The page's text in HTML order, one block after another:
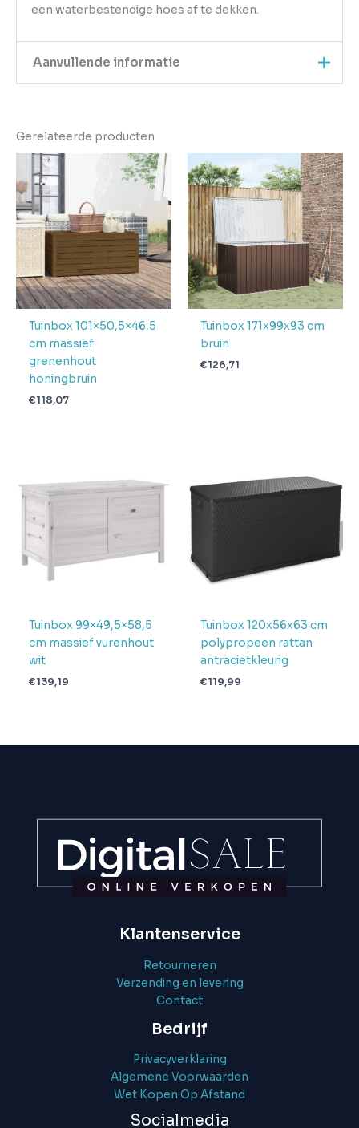
een waterbestendige hoes af te dekken.
Aanvullende informatie
EAN
Gewicht
Aantal
pakketten in
levering
1
Verwachte
levertijd
4 + 1 dag
Gerelateerde producten
Tuinbox 101×50,5×46,5
cm massief
grenenhout
honingbruin
€118,07
Tuinbox 171x99x93 cm
bruin
€126,71
Tuinbox 99×49,5×58,5
cm massief vurenhout
wit
€139,19
Tuinbox 120x56x63 cm
polypropeen rattan
antracietkleurig
€119,99
Klantenservice
Retourneren
Verzending en levering
Contact
Bedrijf
Privacyverklaring
Algemene Voorwaarden
Wet Kopen Op Afstand
Socialmedia